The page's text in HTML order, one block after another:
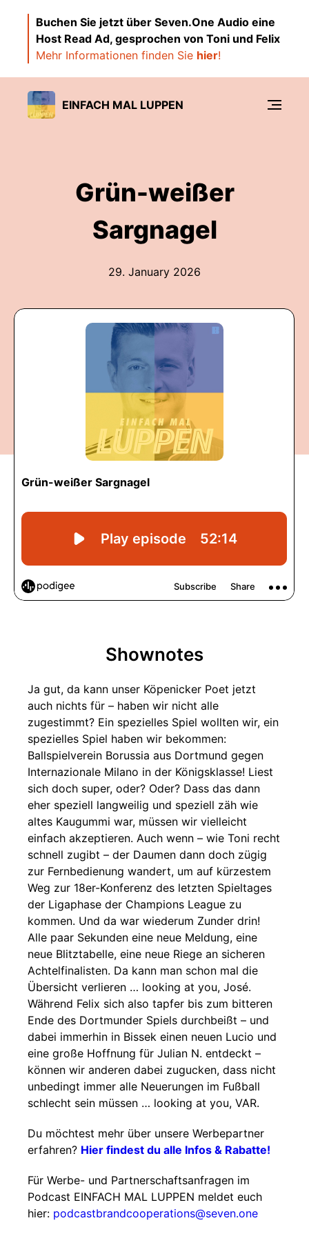
Buchen Sie jetzt über Seven.One Audio eine
Host Read Ad, gesprochen von Toni und Felix
Mehr Informationen finden Sie hier!
EINFACH MAL LUPPEN
Grün-weißer
Sargnagel
29. January 2026
Shownotes
Ja gut, da kann unser Köpenicker Poet jetzt
auch nichts für – haben wir nicht alle
zugestimmt? Ein spezielles Spiel wollten wir, ein
spezielles Spiel haben wir bekommen:
Ballspielverein Borussia aus Dortmund gegen
Internazionale Milano in der Königsklasse! Liest
sich doch super, oder? Oder? Dass das dann
eher speziell langweilig und speziell zäh wie
altes Kaugummi war, müssen wir vielleicht
einfach akzeptieren. Auch wenn – wie Toni recht
schnell zugibt – der Daumen dann doch zügig
zur Fernbedienung wandert, um auf kürzestem
Weg zur 18er-Konferenz des letzten Spieltages
der Ligaphase der Champions League zu
kommen. Und da war wiederum Zunder drin!
Alle paar Sekunden eine neue Meldung, eine
neue Blitztabelle, eine neue Riege an sicheren
Achtelfinalisten. Da kann man schon mal die
Übersicht verlieren … looking at you, José.
Während Felix sich also tapfer bis zum bitteren
Ende des Dortmunder Spiels durchbeißt – und
dabei immerhin in Bissek einen neuen Lucio und
eine große Hoffnung für Julian N. entdeckt –
können wir anderen dabei zugucken, dass nicht
unbedingt immer alle Neuerungen im Fußball
schlecht sein müssen … looking at you, VAR.
Du möchtest mehr über unsere Werbepartner
erfahren? Hier findest du alle Infos & Rabatte!
Für Werbe- und Partnerschaftsanfragen im
Podcast EINFACH MAL LUPPEN meldet euch
hier: podcastbrandcooperations@seven.one